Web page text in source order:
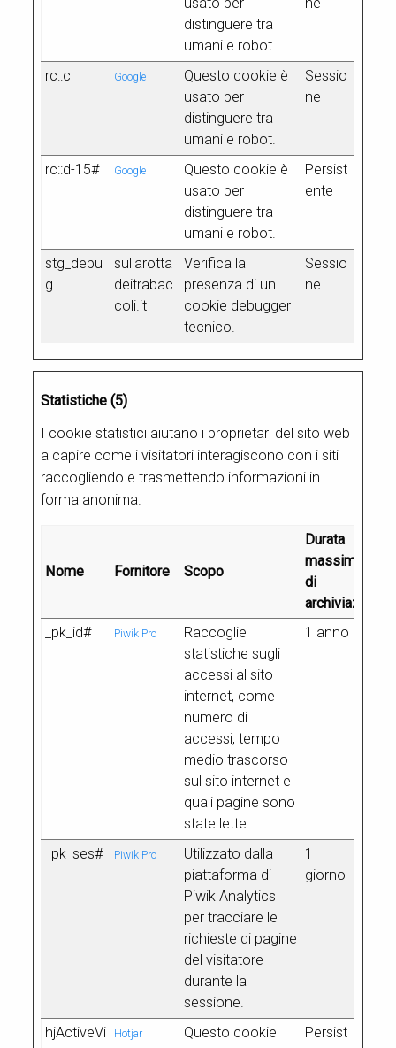
distinguere tra
umani e robot.
rc::c Google
Questo cookie è
usato per
distinguere tra
umani e robot.
Sessio
ne
rc::d-15# Google
Questo cookie è
usato per
distinguere tra
umani e robot.
Persist
ente
stg_debu
g
sullarotta
deitrabac
coli.it
Verifica la
presenza di un
cookie debugger
tecnico.
Sessio
ne
Statistiche (5)
I cookie statistici aiutano i proprietari del sito web
a capire come i visitatori interagiscono con i siti
raccogliendo e trasmettendo informazioni in
forma anonima.
Nome Fornitore Scopo
Durata
massima
di
archiviazione
_pk_id#
Piwik Pro
Raccoglie
statistiche sugli
accessi al sito
internet, come
numero di
accessi, tempo
medio trascorso
sul sito internet e
quali pagine sono
state lette.
1 anno
_pk_ses# Piwik Pro
Utilizzato dalla
piattaforma di
Piwik Analytics
per tracciare le
richieste di pagine
del visitatore
durante la
sessione.
1
giorno
hjActiveVi
Hotjar
Questo cookie
Persist